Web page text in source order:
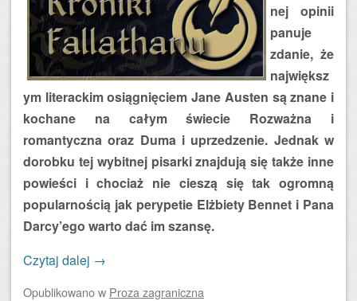
nej opinii
panuje
zdanie, że
największ
ym literackim osiągnięciem Jane Austen są znane i
kochane na całym świecie Rozważna i
romantyczna oraz Duma i uprzedzenie. Jednak w
dorobku tej wybitnej pisarki znajdują się także inne
powieści i chociaż nie cieszą się tak ogromną
popularnością jak perypetie Elżbiety Bennet i Pana
Darcy’ego warto dać im szansę.
Czytaj dalej →
Opublikowanow Proza zagraniczna